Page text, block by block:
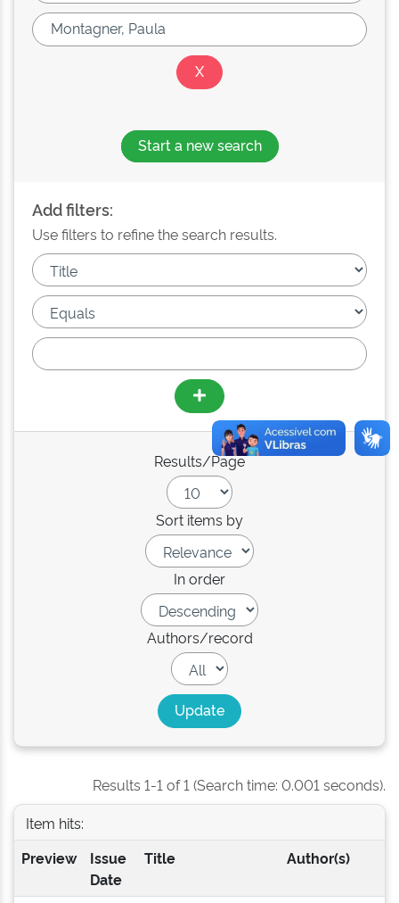
Start a new search
Add filters:
Use filters to refine the search results.
Results/Page
Sort items by
In order
Authors/record
Results 1-1 of 1 (Search time: 0.001 seconds).
Item hits:
Preview
Issue
Date
Title Author(s)